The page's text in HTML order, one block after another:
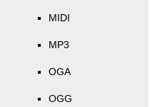
MIDI
MP3
OGA
OGG